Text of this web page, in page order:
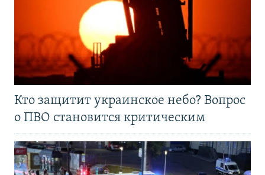
Кто защитит украинское небо? Вопрос
о ПВО становится критическим